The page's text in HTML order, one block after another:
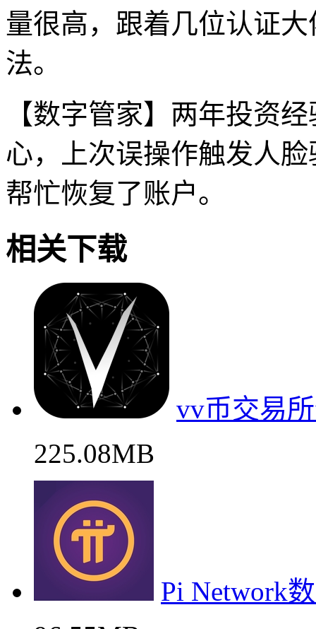
量很高，跟着几位认证
法。
【数字管家】两年投资
心，上次误操作触发人
帮忙恢复了账户。
相关下载
vv币交易
225.08MB
Pi Network